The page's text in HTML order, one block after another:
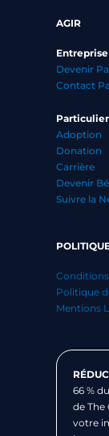
AGIR
Entreprise
Devenir
Contact
Particulier
Adoption
Donation
Carrière
Devenir
Suivre la
Politique
Mentions
66 %
de The
votre